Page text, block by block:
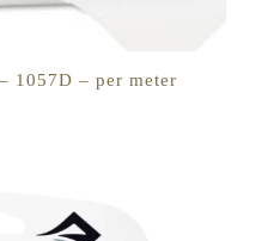
1057D – per meter